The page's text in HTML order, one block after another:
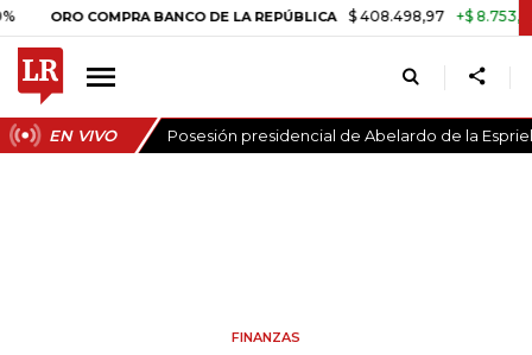
COMPRA BANCO DE LA REPÚBLICA $ 408.498,97 +$ 8.753,81
EN VIVO Posesión presidencial de Abelardo de la
FINANZAS